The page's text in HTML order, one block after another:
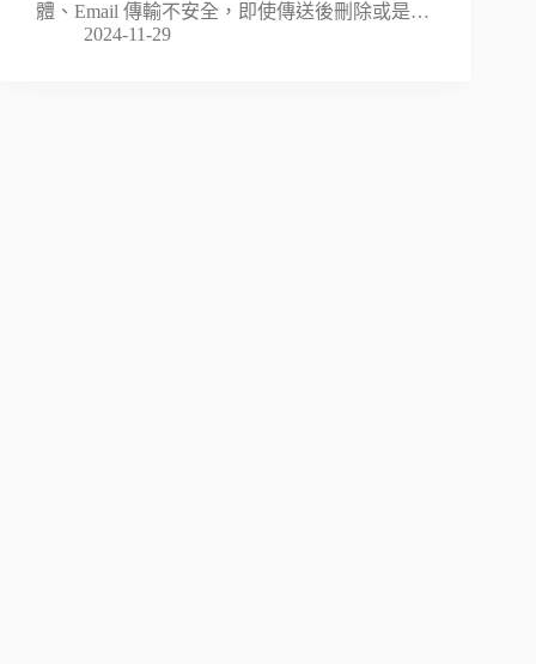
體、Email 傳輸不安全，即使傳送後刪除或是…
2024-11-29